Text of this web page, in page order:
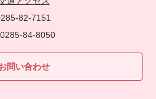
82-7151
84-8050
問い合わせ